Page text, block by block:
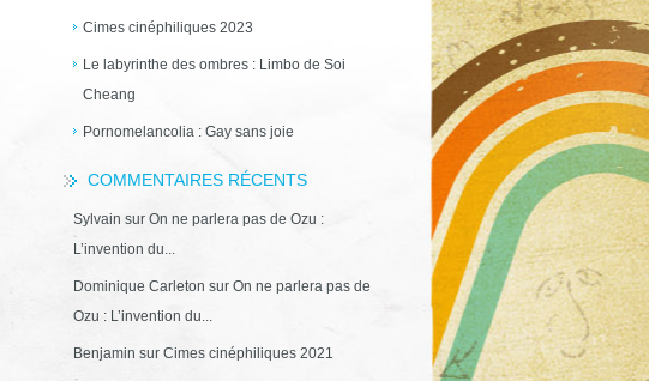
Cimes cinéphiliques 2023
Le labyrinthe des ombres : Limbo de Soi
Cheang
Pornomelancolia : Gay sans joie
COMMENTAIRES RÉCENTS
Sylvain sur On ne parlera pas de Ozu :
L’invention du...
Dominique Carleton sur On ne parlera pas de
Ozu : L’invention du...
Benjamin sur Cimes cinéphiliques 2021